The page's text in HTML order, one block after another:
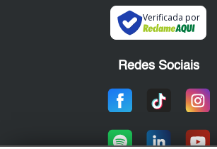
Verificada por
Redes Sociais